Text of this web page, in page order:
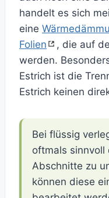
handelt es sich
eine
Folien
, die auf
werden.
Estrich ist die
Estrich keinen
Bei flüssig
oftmals sinnvoll
Abschnitte zu
können diese